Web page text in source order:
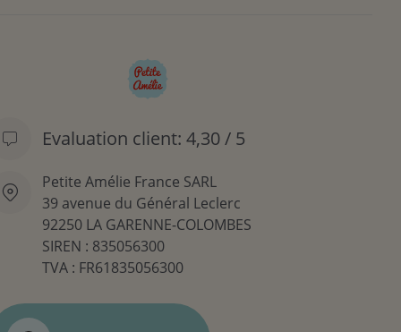
Evaluation client: 4,30 / 5
Petite Amélie France SARL
39 avenue du Général Leclerc
92250 LA GARENNE-COLOMBES
SIREN : 835056300
TVA : FR61835056300